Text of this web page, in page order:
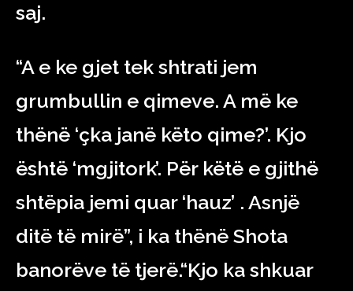
saj.
“A e ke gjet tek shtrati jem
grumbullin e qimeve. A më ke
thënë ‘çka janë këto qime?’. Kjo
është ‘mgjitork’. Për këtë e gjithë
shtëpia jemi quar ‘hauz’ . Asnjë
ditë të mirë”, i ka thënë Shota
banorëve të tjerë.“Kjo ka shkuar